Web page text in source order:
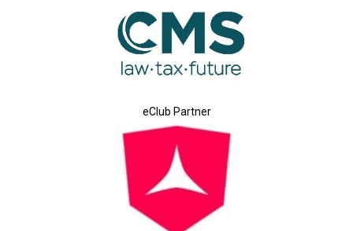
eClub Partner